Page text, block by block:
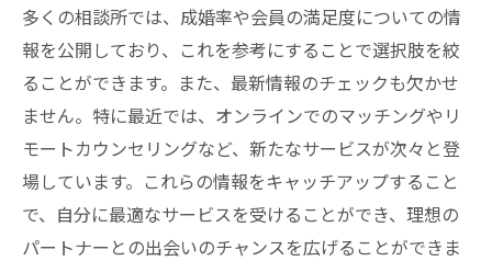
多くの相談所では、成婚率や会員の満足度についての情
報を公開しており、これを参考にすることで選択肢を絞
ることができます。また、最新情報のチェックも欠かせ
ません。特に最近では、オンラインでのマッチングやリ
モートカウンセリングなど、新たなサービスが次々と登
場しています。これらの情報をキャッチアップすること
で、自分に最適なサービスを受けることができ、理想の
パートナーとの出会いのチャンスを広げることができま